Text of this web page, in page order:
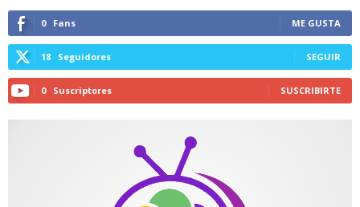
0 Fans ME GUSTA
18 Seguidores SEGUIR
0 Suscriptores SUSCRIBIRTE